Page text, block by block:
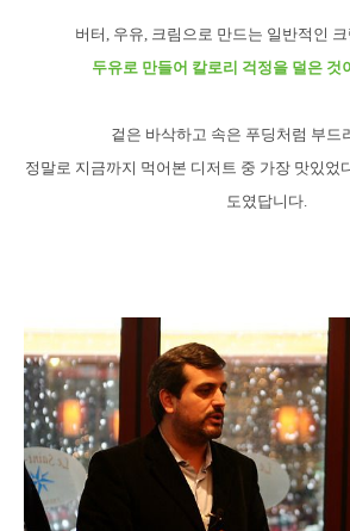
버터, 우유, 크림으로 만드는 일반적인
두유로 만들어 칼로리 걱정을 덜은 것
겉은 바삭하고 속은 푸딩처럼 부드
정말로 지금까지 먹어본 디저트 중 가장 맛있었
도였답니다.